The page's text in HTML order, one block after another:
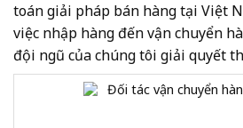
toán giải pháp bán hàng tại Việt
việc nhập hàng đến vận chuyển
đội ngũ của chúng tôi giải quyết